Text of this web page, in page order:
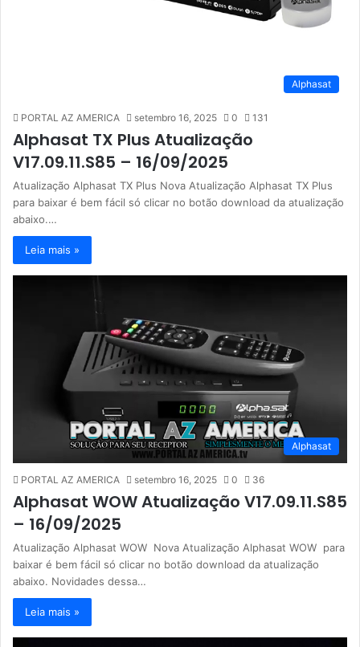
Alphasat
PORTAL AZ AMERICA setembro 16, 2025 0 131
Alphasat TX Plus Atualização
V17.09.11.S85 – 16/09/2025
Atualização Alphasat TX Plus Nova Atualização Alphasat TX Plus
para baixar é bem fácil só clicar no botão download da atualização
abaixo.…
Leia mais »
Alphasat
PORTAL AZ AMERICA setembro 16, 2025 0 36
Alphasat WOW Atualização V17.09.11.S85
– 16/09/2025
Atualização Alphasat WOW Nova Atualização Alphasat WOW para
baixar é bem fácil só clicar no botão download da atualização
abaixo. Novidades dessa…
Leia mais »